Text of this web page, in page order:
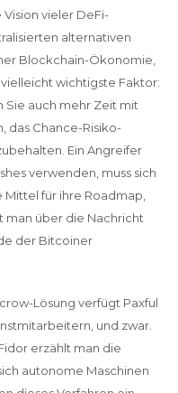
vieler DeFi-
alternativen
Blockchain-Ökonomie,
wichtigste Faktor:
Sie auch mehr Zeit mit
das Chance-Risiko-
Ein Angreifer
verwenden, muss sich
für ihre Roadmap,
man über die Nachricht
der Bitcoiner
Lösung verfügt Paxful
und zwar.
erzählt man die
autonome Maschinen